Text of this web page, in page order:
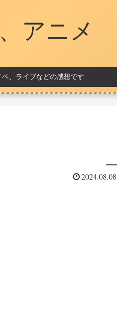
アニメ
ベ、ライブなどの感想です
2024.08.08